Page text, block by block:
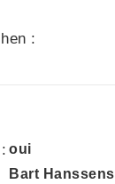
:
oui
Bart Hanssens